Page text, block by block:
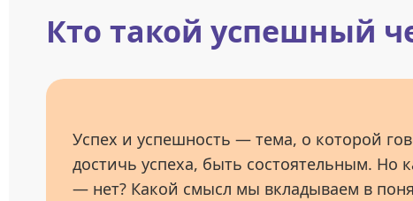
Кто такой успешный
Успех и успешность — тема, о которой
достичь успеха, быть состоятельным. Но
— нет? Какой смысл мы вкладываем в